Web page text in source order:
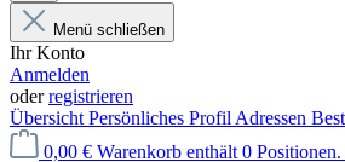
Menü schließen
Ihr Konto
Anmelden
oderregistrieren
Übersicht Persönliches Profil Adressen
0,00 € Warenkorb enthält 0